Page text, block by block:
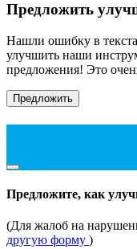
Предложить
Нашли ошибку в
улучшить наши
предложения! Это
Предложить
Предложите, как
(Для жалоб на
другую форму )